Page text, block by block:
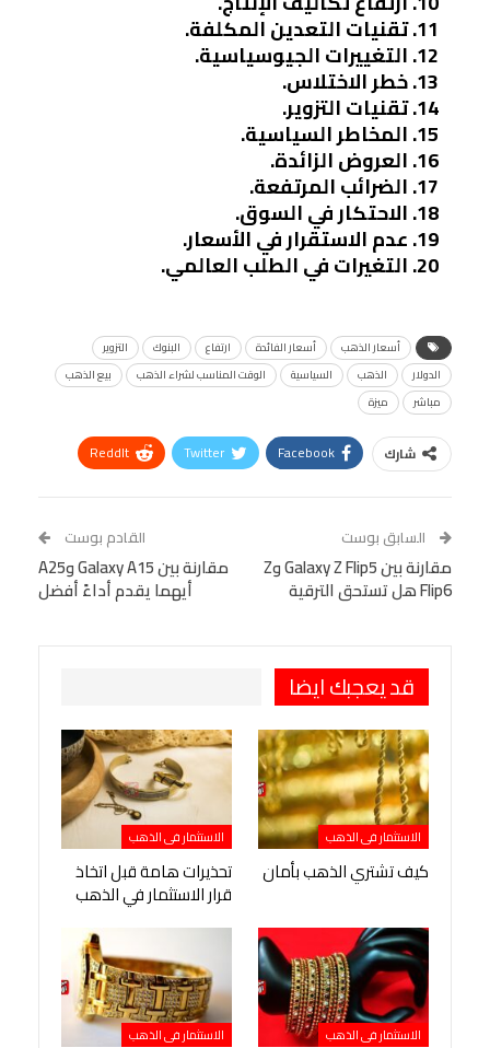
تقنيات التعدين المكلفة.
التغييرات الجيوسياسية.
خطر الاختلاس.
تقنيات التزوير.
المخاطر السياسية.
العروض الزائدة.
الضرائب المرتفعة.
الاحتكار في السوق.
عدم الاستقرار في الأسعار.
التغيرات في الطلب العالمي.
أسعار الذهب أسعار الفائدة ارتفاع البنوك
التزوير
الدولار
الذهب السياسية الوقت المناسب لشراء الذهب
بيع الذهب
مباشر
ميزة
شارك Facebook
Twitter
ReddIt
Tumblr
البريد الإلكتروني
StumbleUpon
VK
Digg
LINE
BlackBerry
Viber
السابق بوست
مقارنة بين Galaxy Z Flip5 وZ
Flip6 هل تستحق الترقية
القادم بوست
مقارنة بين Galaxy A15 وA25
أيهما يقدم أداءً أفضل
قد يعجبك ايضا
الاستثمار فى الذهب
كيف تشتري الذهب بأمان
الاستثمار فى الذهب
تحذيرات هامة قبل اتخاذ
قرار الاستثمار في الذهب
الاستثمار فى الذهب الاستثمار فى الذهب